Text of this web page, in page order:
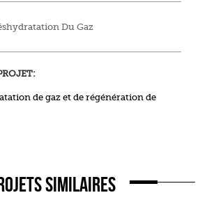
Du Gaz
de gaz et de régénération de
SIMILAIRES